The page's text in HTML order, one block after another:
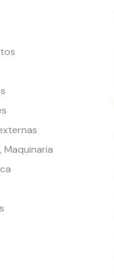
Maquinaria